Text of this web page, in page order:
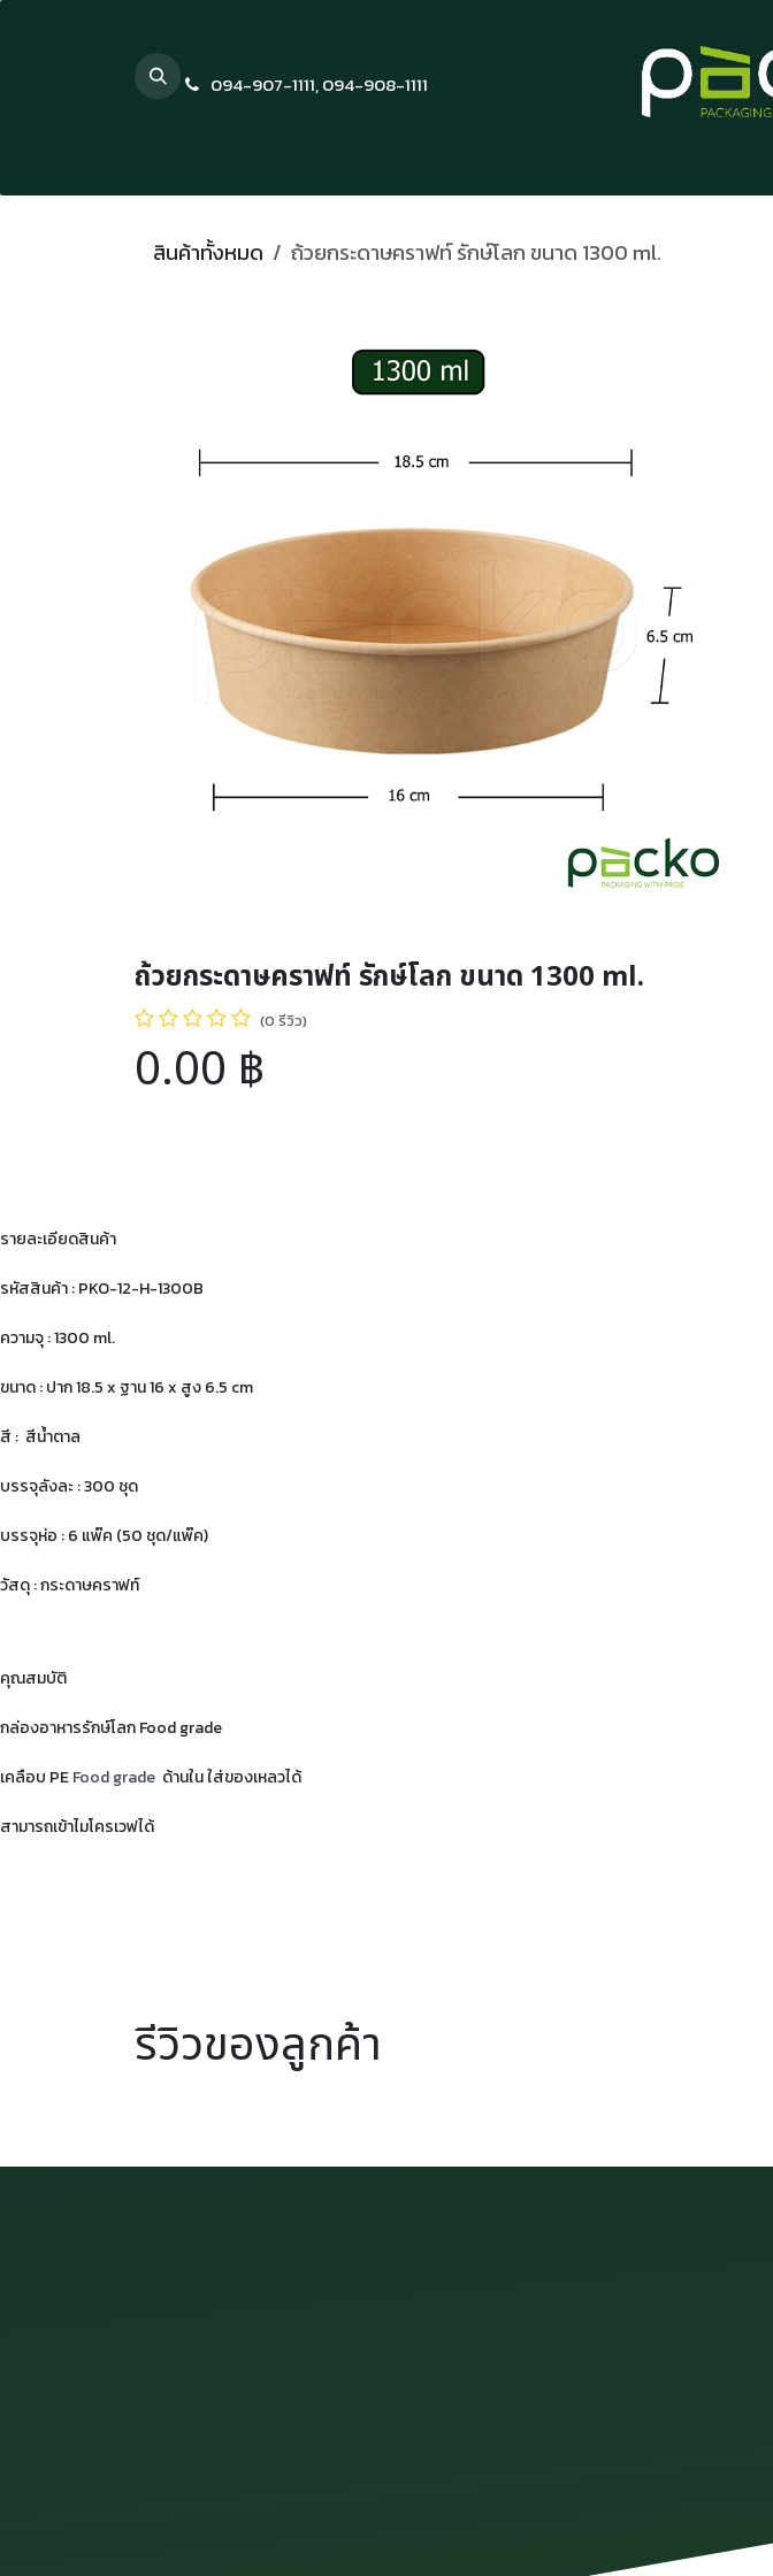
094-907-1111,094-908-1111
สินค้าทั้งหมด ถ้วยกระดาษคราฟท์ รักษ์โลก ขนาด 1300 ml.
ถ้วยกระดาษคราฟท์ รักษ์โลก ขนาด 1300 ml.
(0 รีวิว)
0.00 ฿
รายละเอียดสินค้า
รหัสสินค้า : PKO-12-H-1300B
ความจุ : 1300 ml.
ขนาด : ปาก 18.5 x ฐาน 16 x สูง 6.5 cm
สี : สีน้ำตาล
บรรจุลังละ : 300 ชุด
บรรจุห่อ : 6 แพ๊ค (50 ชุด/แพ๊ค)
วัสดุ : กระดาษคราฟท์
คุณสมบัติ
กล่องอาหารรักษ์โลก Food grade
เคลือบ PEFood grade ด้านใน ใส่ของเหลวได้
สามารถเข้าไมโครเวฟได้
รีวิวของลูกค้า